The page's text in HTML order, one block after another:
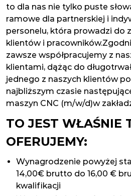
to dla nas nie tylko puste
ramowe dla partnerskiej i
personelu, która prowadzi do
klientów i
zawsze współpracujemy z
klientami, dążąc do
jednego z naszych klientów
najbliższym czasie
maszyn CNC (m/w/d)w
TO JEST WŁAŚNIE
OFERUJEMY:
Wynagrodzenie powyżej
14,00€ brutto do 16,00 €
kwalifikacji